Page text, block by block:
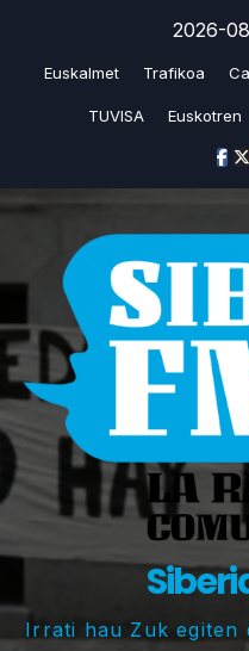
2026-
Euskalmet Trafikoa
TUVISA Euskotren
Irrati hau Zuk egiten